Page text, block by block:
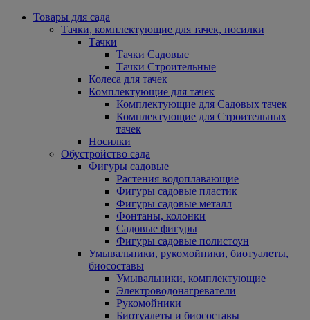
Товары для сада
Тачки, комплектующие для тачек, носилки
Тачки
Тачки Садовые
Тачки Строительные
Колеса для тачек
Комплектующие для тачек
Комплектующие для Садовых тачек
Комплектующие для Строительных
тачек
Носилки
Обустройство сада
Фигуры садовые
Растения водоплавающие
Фигуры садовые пластик
Фигуры садовые металл
Фонтаны, колонки
Садовые фигуры
Фигуры садовые полистоун
Умывальники, рукомойники, биотуалеты,
биосоставы
Умывальники, комплектующие
Электроводонагреватели
Рукомойники
Биотуалеты и биосоставы